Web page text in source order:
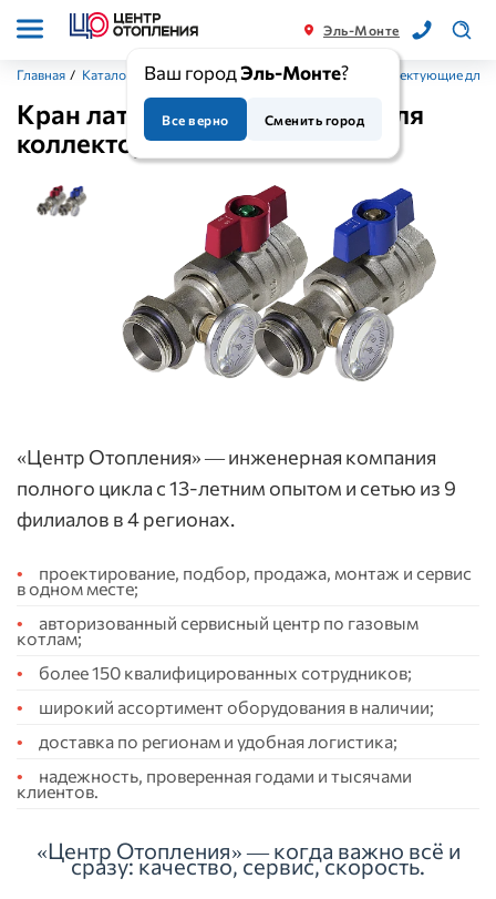
Эль-Монте
Ваш городЭль-Монте?
Все верно Сменить город
Главная / Каталог Коллекторы и комплектующие / Комплектующие для
Кран латунь с термометром для
коллектора, TIM
«Центр Отопления» — инженерная компания
полного цикла с 13-летним опытом и сетью из 9
филиалов в 4 регионах.
проектирование, подбор, продажа, монтаж и сервис
в одном месте;
авторизованный сервисный центр по газовым
котлам;
более 150 квалифицированных сотрудников;
широкий ассортимент оборудования в наличии;
доставка по регионам и удобная логистика;
надежность, проверенная годами и тысячами
клиентов.
«Центр Отопления» — когда важно всё и
сразу: качество, сервис, скорость.